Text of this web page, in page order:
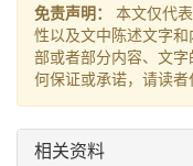
免责声明：
本文仅代
性以及文中陈述文字
部或者部分内容、文
何保证或承诺，请读者
相关资料